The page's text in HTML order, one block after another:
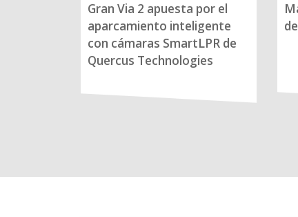
Gran Via 2 apuesta por el
aparcamiento inteligente
con cámaras SmartLPR de
Quercus Technologies